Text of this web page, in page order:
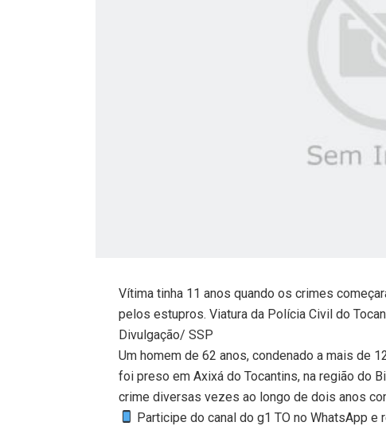
Vítima tinha 11 anos quando os crimes
pelos estupros. Viatura da Polícia Civil do
Divulgação/ SSP
Um homem de 62 anos, condenado a mais de
foi preso em Axixá do Tocantins, na região do
crime diversas vezes ao longo de dois anos
Participe do canal do g1 TO no WhatsApp e